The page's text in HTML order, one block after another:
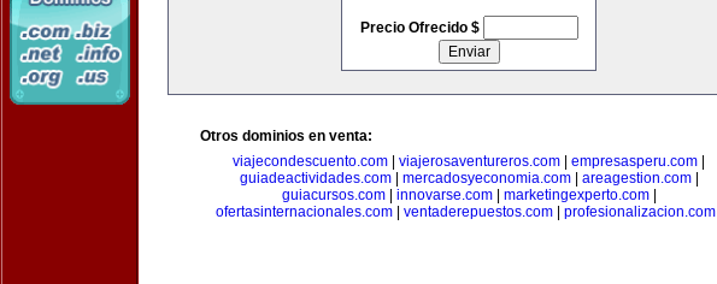
Precio Ofrecido $
Otros dominios en venta:
viajecondescuento.com
viajerosaventureros.com empresasperu.com
guiadeactividades.com| mercadosyeconomia.com| areagestion.com|
guiacursos.com| innovarse.com| marketingexperto.com|
ofertasinternacionales.com| ventaderepuestos.com| profesionalizacion.com|